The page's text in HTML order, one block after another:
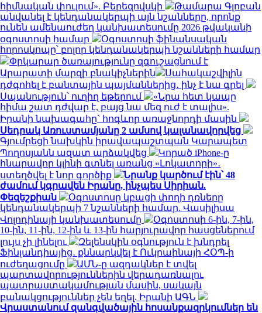
հիմնական փուլում». Բերեզովսկի
Թամարա Գլոբան
անվանել է կենդանակերպի այն նշանները, որոնք
ունեն ամենաուժեղ կանխատեսումը 2026 թվականի
օգոստոսի համար
Օգոստոսի ֆինանսական
հորոսկոպը՝ բոլոր կենդանակերպի նշանների համար
Փրկարար ծառայությունը զգուշացնում է
Արարատի մարզի բնակիչներին
Սահակաշվիլին
դժգոհել է բանտային պայմաններից․ ինչ է նա գրել
Սպանություն՝ ուղիղ եթերում
«Նրա հետ կապը
հիմա շատ դժվար է, բայց նա մեզ ուժ է տալիս».
Իրանի նախագահը` հոգևոր առաջնորդի մասին
Սեդրակ Առուստամյանը 2 ամսով կալանավորվեց
Գյումրեցի նախկին իրավապաշտպան Կարապետ
Պողոսյանն ազատ արձակվեց
Կորած iPhone-ը
հնարավոր կլինի գտնել առանց «Լոկատորի»․
ստեղծվել է նոր գործիք
Նրանք կարծում էին՝ 48
ժամում կգրավեն Իրանը, ինչպես Սիրիան.
Փեզեշքիան
Օգոստոսը կբացի փողի դռները
կենդանակերպի 7 նշանների համար. Վասիլիսա
Վոլոդինայի կանխատեսումը
Օգոստոսի 6-ին, 7-ին,
10-ին, 11-ին, 12-ին և 13-ին հարյուրավոր հասցեներում
լույս չի լինելու
Զելենսկին օգնություն է խնդրել
Ֆինլանդիայից․ քննարկվել է Ուկրաինայի ՀՕՊ-ի
ուժեղացումը
ԱՄՆ-ը ազդակներ է տվել
պարտավորություններին վերադառնալու
պատրաստակամության մասին, սակայն
բանակցություններ չեն եղել. Իրանի ԱԳՆ
Վրաստանում զանգվածային հոսանքազրկումներ են